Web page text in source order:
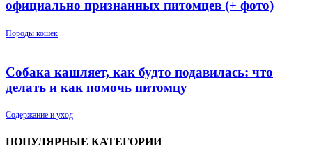
официально признанных питомцев (+ фото)
Породы кошек
Собака кашляет, как будто подавилась: что
делать и как помочь питомцу
Содержание и уход
ПОПУЛЯРНЫЕ КАТЕГОРИИ